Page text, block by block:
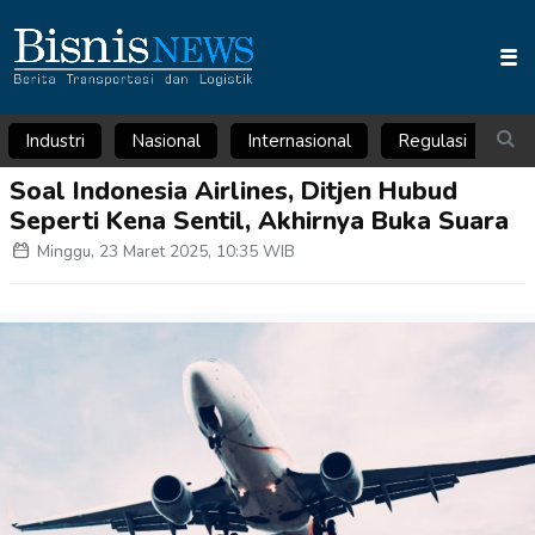
Industri Nasional Internasional Regulasi
Soal Indonesia Airlines, Ditjen Hubud
Seperti Kena Sentil, Akhirnya Buka Suara
Minggu, 23 Maret 2025, 10:35 WIB